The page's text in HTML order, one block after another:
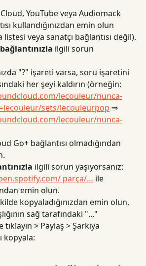
YouTube veya Audiomack
kullandığınızdan emin olun
veya sanatçı bağlantısı değil).
ilgili sorun
"?" işareti varsa, soru işaretini
her şeyi kaldırın (örneğin:
lecouleur/nunca-
sets/lecouleurpop ⇒
lecouleur/nunca-
Go+ bağlantısı olmadığından
ilgili sorun yaşıyorsanız:
parça/… ile
emin olun.
kopyaladığınızdan emin olun.
sağ tarafındaki "..."
> Paylaş > Şarkıya
kopyala: